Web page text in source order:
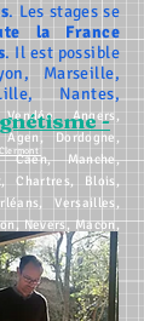
. Les stages se
la France
. Il est possible
, Marseille,
, Nantes,
Vendée,Angers ,
Agen , Dordogne ,
Caen,Manche,
,Chartres, Blois,
,Versailles ,
,Nevers,Macon,
,Le Puy-en-Velay ,
Rodez,Perpignan ,
,Nîmes,Toulon ,
,Grenoble,
-
Clermont